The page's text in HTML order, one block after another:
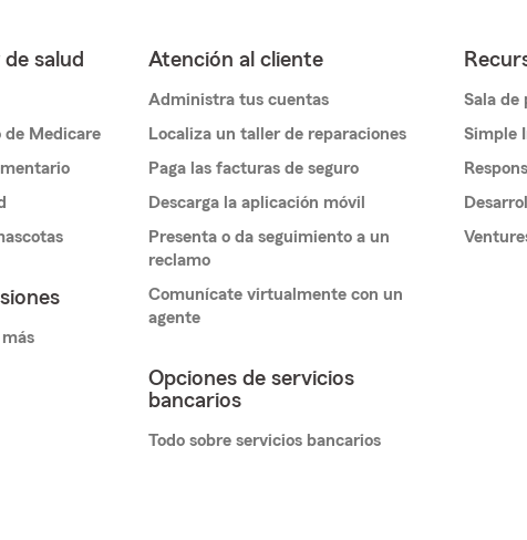
salud
de Medicare
Atención al cliente
Administra tus cuentas
Localiza un taller de reparaciones
Paga las facturas de seguro
Descarga la aplicación móvil
Presenta o da seguimiento a un
reclamo
Comunícate virtualmente con un
agente
Opciones de servicios
bancarios
Todo sobre servicios bancarios
Sala de
Simple